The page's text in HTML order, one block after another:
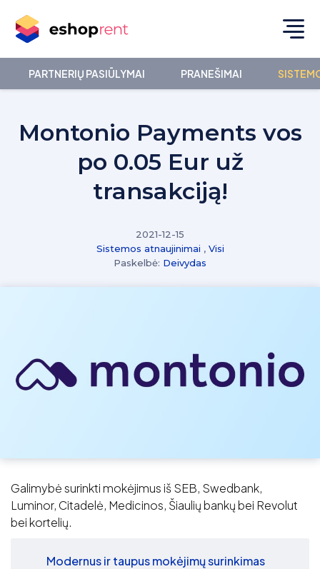
PARTNERIŲ PASIŪLYMAI PRANEŠIMAI
Montonio Payments vos
po 0.05 Eur už
transakciją!
2021-12-15
Sistemos atnaujinimai , Visi
Paskelbė: Deivydas
Galimybė surinkti mokėjimus iš SEB, Swedbank,
Luminor, Citadelė, Medicinos, Šiaulių bankų bei Revolut
bei kortelių.
Modernus ir taupus mokėjimų surinkimas